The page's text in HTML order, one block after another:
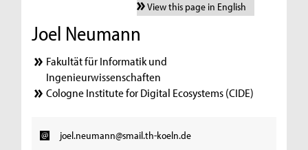
View this page in English
Joel Neumann
Fakultät für Informatik und
Ingenieurwissenschaften
Cologne Institute for Digital Ecosystems (CIDE)
joel.neumann@smail.th-koeln.de